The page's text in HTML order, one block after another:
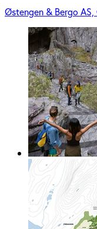
Østengen & Bergo AS,